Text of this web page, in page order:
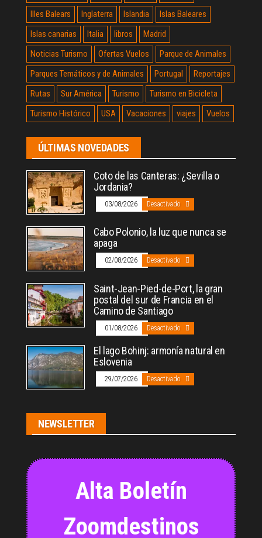
Illes Balears
Inglaterra Islandia
Islas Baleares
Islas canarias
Italia libros
Madrid
Noticias Turismo
Ofertas Vuelos
Parque de Animales
Parques Temáticos y de Animales
Portugal
Reportajes
Rutas
Sur América Turismo
Turismo en Bicicleta
Turismo Histórico
USA Vacaciones viajes Vuelos
ÚLTIMAS NOVEDADES
Coto de las Canteras: ¿Sevilla o
Jordania?
03/08/2026 Desactivado
Cabo Polonio, la luz que nunca se
apaga
02/08/2026 Desactivado
Saint-Jean-Pied-de-Port, la gran
postal del sur de Francia en el
Camino de Santiago
01/08/2026 Desactivado
El lago Bohinj: armonía natural en
Eslovenia
29/07/2026 Desactivado
NEWSLETTER
Alta Boletín
Zoomdestinos